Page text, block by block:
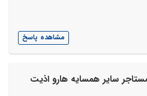
مشاهده پاسخ
سایر همسایه هارو اذیت